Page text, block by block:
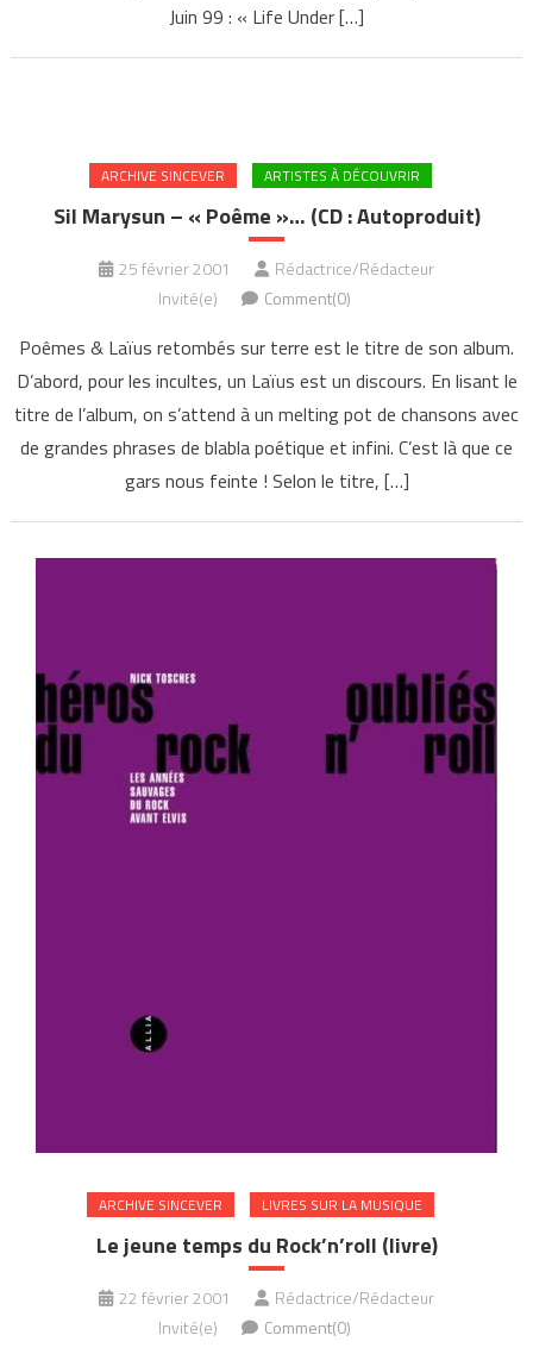
Juin 99 : « Life Under […]
ARCHIVE SINCEVER ARTISTES À DÉCOUVRIR
Sil Marysun – « Poême »… (CD : Autoproduit)
25 février 2001
Rédactrice/Rédacteur
Invité(e)
Comment(0)
Poêmes & Laïus retombés sur terre est le titre de son album.
D’abord, pour les incultes, un Laïus est un discours. En lisant le
titre de l’album, on s’attend à un melting pot de chansons avec
de grandes phrases de blabla poétique et infini. C’est là que ce
gars nous feinte ! Selon le titre, […]
ARCHIVE SINCEVER LIVRES SUR LA MUSIQUE
Le jeune temps du Rock’n’roll (livre)
22 février 2001
Rédactrice/Rédacteur
Invité(e)
Comment(0)